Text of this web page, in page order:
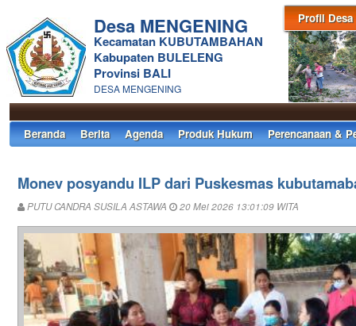
Profil Desa
Desa MENGENING
Kecamatan KUBUTAMBAHAN
Kabupaten BULELENG
Provinsi BALI
DESA MENGENING
Beranda Berita Agenda Produk Hukum Perencanaan &
Monev posyandu ILP dari Puskesmas
PUTU CANDRA SUSILA ASTAWA 20 Mei 2026 13:01:09 WITA